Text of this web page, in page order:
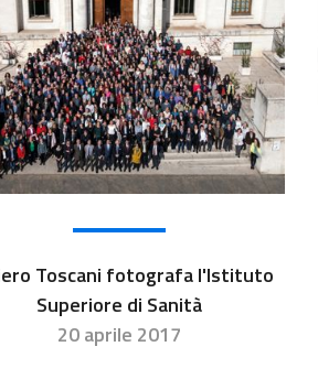
Toscani fotografa l'Istituto
Superiore di Sanità
20 aprile 2017